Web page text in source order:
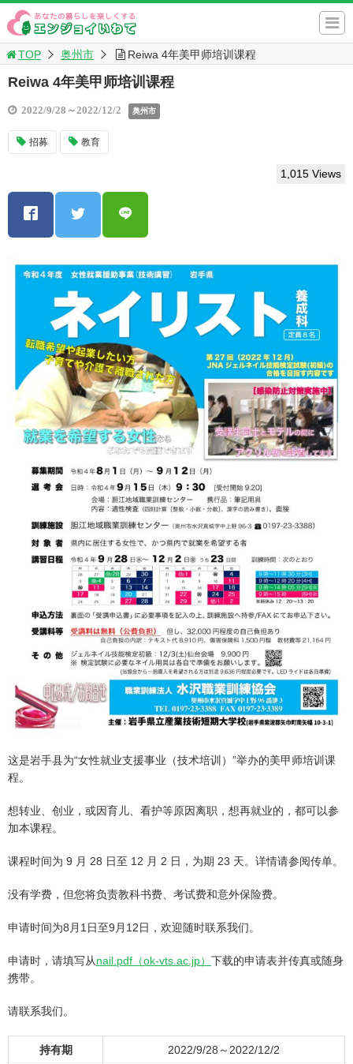
TOP 奥州市 Reiwa 4年美甲师培训课程
Reiwa 4年美甲师培训课程
2022/9/28～2022/12/2 奥州市
招募 教育
1,015 Views
这是岩手县为“女性就业支援事业（技术培训）”举办的美甲师培训课
程。
想转业、创业，或因育儿、看护等原因离职，想再就业的，都可以参
加本课程。
课程时间为 9 月 28 日至 12 月 2 日，为期 23 天。详情请参阅传单。
没有学费，但您将负责教科书费、考试费和意外保险费。
申请时间为8月1日至9月12日，欢迎随时联系我们。
申请时，请填写从nail.pdf（ok-vts.ac.jp） 下载的申请表并传真或随身
携带。
请联系我们。
持有期 2022/9/28～2022/12/2